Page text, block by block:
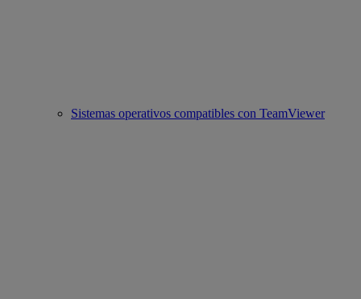
Sistemas operativos compatibles con TeamViewer